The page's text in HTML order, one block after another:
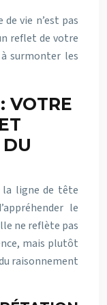
vie n’est pas
reflet de votre
surmonter les
VOTRE
la ligne de tête
le
ne reflète pas
mais plutôt
raisonnement